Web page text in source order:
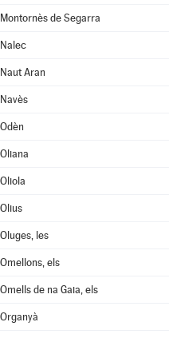
Montornès de Segarra
Nalec
Naut Aran
Navès
Odèn
Oliana
Oliola
Olius
Oluges, les
Omellons, els
Omells de na Gaia, els
Organyà